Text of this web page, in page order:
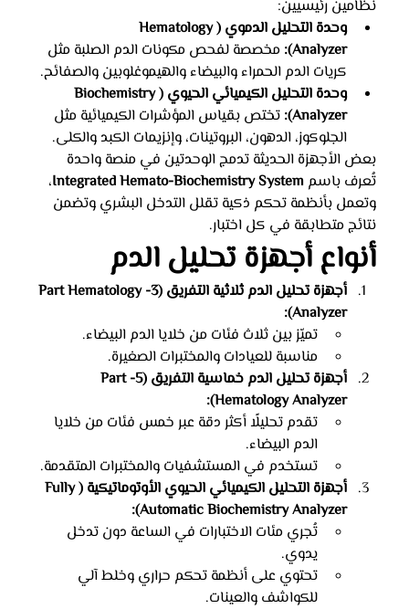
نظامين رئيسيين:
وحدة التحليل الدموي (Hematology
Analyzer): مخصصة لفحص مكونات الدم الصلبة مثل
كريات الدم الحمراء والبيضاء والهيموغلوبين والصفائح.
وحدة التحليل الكيميائي الحيوي (Biochemistry
Analyzer): تختص بقياس المؤشرات الكيميائية مثل
الجلوكوز، الدهون، البروتينات، وإنزيمات الكبد والكلى.
بعض الأجهزة الحديثة تدمج الوحدتين في منصة واحدة
تُعرف باسم Integrated Hemato-Biochemistry System،
وتعمل بأنظمة تحكم ذكية تقلل التدخل البشري وتضمن
نتائج متطابقة في كل اختبار.
أنواع أجهزة تحليل الدم
أجهزة تحليل الدم ثلاثية التفريق (3-Part Hematology
Analyzer):
تميّز بين ثلاث فئات من خلايا الدم البيضاء.
مناسبة للعيادات والمختبرات الصغيرة.
أجهزة تحليل الدم خماسية التفريق (5-Part
Hematology Analyzer):
تقدم تحليلًا أكثر دقة عبر خمس فئات من خلايا
الدم البيضاء.
تستخدم في المستشفيات والمختبرات المتقدمة.
أجهزة التحليل الكيميائي الحيوي الأوتوماتيكية (Fully
Automatic Biochemistry Analyzer):
تُجري مئات الاختبارات في الساعة دون تدخل
يدوي.
تحتوي على أنظمة تحكم حراري وخلط آلي
للكواشف والعينات.